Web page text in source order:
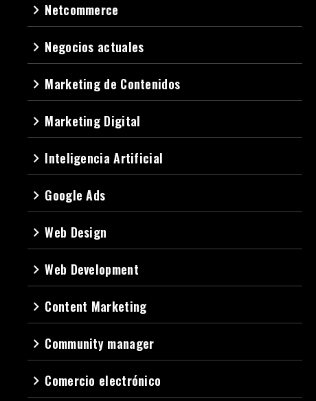
navigate_next Netcommerce
navigate_next Negocios actuales
navigate_next Marketing de Contenidos
navigate_next Marketing Digital
navigate_next Inteligencia Artificial
navigate_next Google Ads
navigate_nextWeb Design
navigate_nextWeb Development
navigate_next Content Marketing
navigate_next Community manager
navigate_next Comercio electrónico